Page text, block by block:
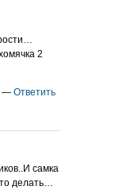
2
— Ответить
самка
делать…